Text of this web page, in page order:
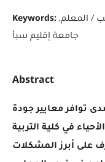
Keywords: / المعلم,
جامعة إقليم سبأ
Abstract
توافر معايير جودة
في كلية التربية
على أبرز المشكلات